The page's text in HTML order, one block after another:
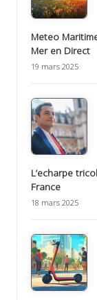
Meteo
Mer en Direct
19 mars 2025
L’echarpe
France
18 mars 2025